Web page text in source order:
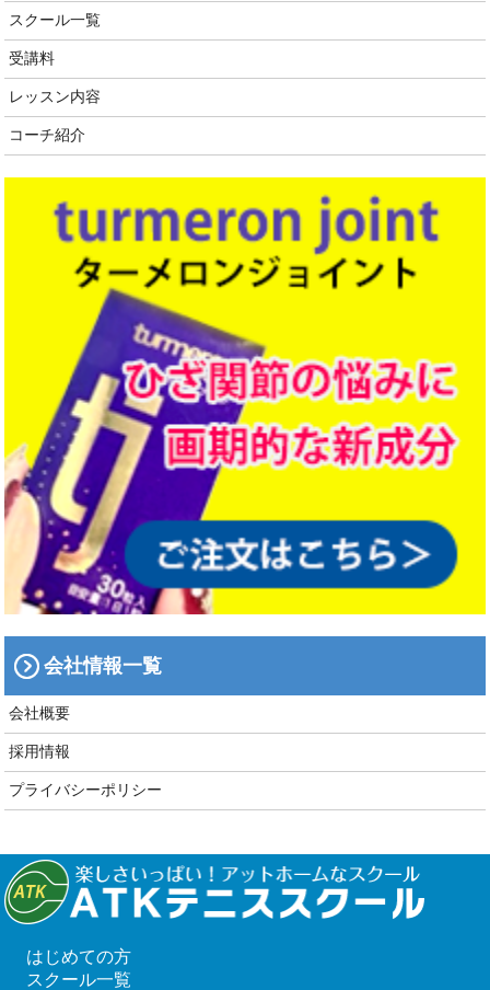
スクール一覧
受講料
レッスン内容
コーチ紹介
会社情報一覧
会社概要
採用情報
プライバシーポリシー
はじめての方
スクール一覧